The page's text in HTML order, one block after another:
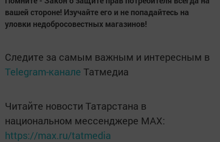
вашей стороне! Изучайте его и не попадайтесь на
уловки недобросовестных магазинов!
Следите за самым важным и интересным в
Telegram-канале Татмедиа
Читайте новости Татарстана в
национальном мессенджере MАХ:
https://max.ru/tatmedia